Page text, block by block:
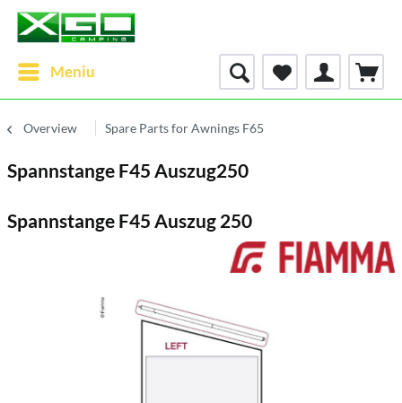
Meniu
Overview Spare Parts for Awnings F65
Spannstange F45 Auszug250
Spannstange F45 Auszug 250